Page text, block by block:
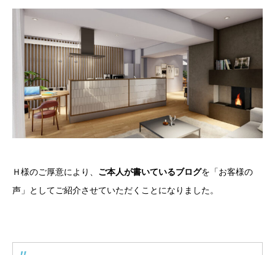
Ｈ様のご厚意により、 ご本人が書いているブログを「お客様の
声」としてご紹介させていただくことになりました。